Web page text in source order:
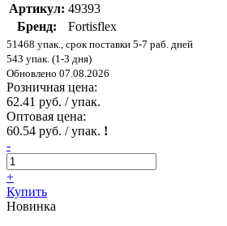
Артикул: 49393
Бренд:
Fortisflex
51468 упак., срок поставки 5-7 раб. дней
543 упак. (1-3 дня)
Обновлено 07.08.2026
Розничная цена:
62.41 руб. / упак.
Оптовая цена:
60.54 руб. / упак. !
-
+
Купить
Новинка